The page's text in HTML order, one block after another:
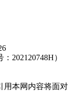
202120748H）
用本网内容将面对